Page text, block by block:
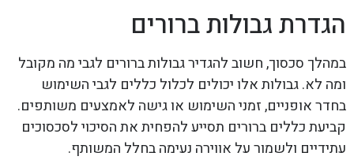
הגדרת גבולות ברורים
במהלך סכסוך, חשוב להגדיר גבולות ברורים לגבי מה מקובל
ומה לא. גבולות אלו יכולים לכלול כללים לגבי השימוש
בחדר אופניים, זמני השימוש או גישה לאמצעים משותפים.
קביעת כללים ברורים תסייע להפחית את הסיכוי לסכסוכים
עתידיים ולשמור על אווירה נעימה בחלל המשותף.